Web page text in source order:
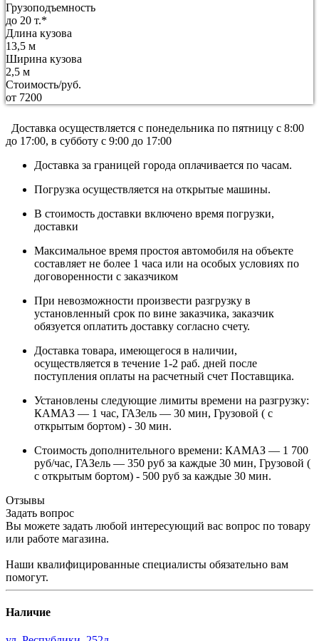
Грузоподъемность
до 20 т.*
Длина кузова
13,5 м
Ширина кузова
2,5 м
Стоимость/руб.
от 7200
Доставка осуществляется c понедельника по пятницу с 8:00
до 17:00, в субботу с 9:00 до 17:00
Доставка за границей города оплачивается по часам.
Погрузка осуществляется на открытые машины.
В стоимость доставки включено время погрузки,
доставки
Максимальное время простоя автомобиля на объекте
составляет не более 1 часа или на особых условиях по
договоренности с заказчиком
При невозможности произвести разгрузку в
установленный срок по вине заказчика, заказчик
обязуется оплатить доставку согласно счету.
Доставка товара, имеющегося в наличии,
осуществляется в течение 1-2 раб. дней после
поступления оплаты на расчетный счет Поставщика.
Установлены следующие лимиты времени на разгрузку:
КАМАЗ — 1 час, ГАЗель — 30 мин, Грузовой ( с
открытым бортом) - 30 мин.
Стоимость дополнительного времени: КАМАЗ — 1 700
руб/час, ГАЗель — 350 руб за каждые 30 мин, Грузовой (
с открытым бортом) - 500 руб за каждые 30 мин.
Отзывы
Задать вопрос
Вы можете задать любой интересующий вас вопрос по товару
или работе магазина.
Наши квалифицированные специалисты обязательно вам
помогут.
Наличие